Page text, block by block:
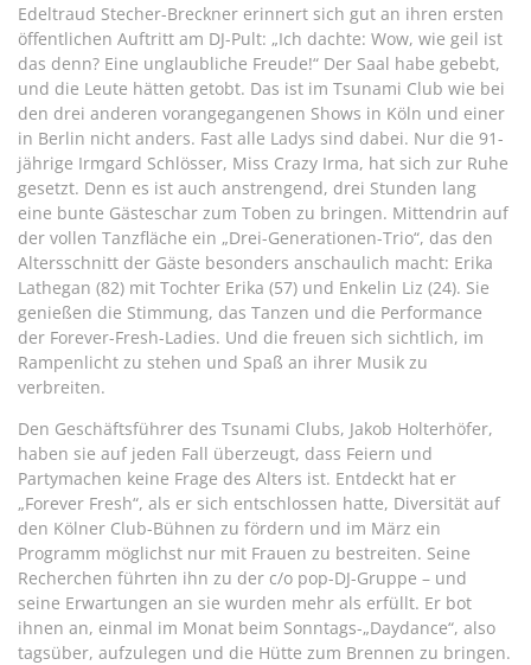
Edeltraud Stecher-Breckner erinnert sich gut an ihren ersten
öffentlichen Auftritt am DJ-Pult: „Ich dachte: Wow, wie geil ist
das denn? Eine unglaubliche Freude!“ Der Saal habe gebebt,
und die Leute hätten getobt. Das ist im Tsunami Club wie bei
den drei anderen vorangegangenen Shows in Köln und einer
in Berlin nicht anders. Fast alle Ladys sind dabei. Nur die 91-
jährige Irmgard Schlösser, Miss Crazy Irma, hat sich zur Ruhe
gesetzt. Denn es ist auch anstrengend, drei Stunden lang
eine bunte Gästeschar zum Toben zu bringen. Mittendrin auf
der vollen Tanzfläche ein „Drei-Generationen-Trio“, das den
Altersschnitt der Gäste besonders anschaulich macht: Erika
Lathegan (82) mit Tochter Erika (57) und Enkelin Liz (24). Sie
genießen die Stimmung, das Tanzen und die Performance
der Forever-Fresh-Ladies. Und die freuen sich sichtlich, im
Rampenlicht zu stehen und Spaß an ihrer Musik zu
verbreiten.
Den Geschäftsführer des Tsunami Clubs, Jakob Holterhöfer,
haben sie auf jeden Fall überzeugt, dass Feiern und
Partymachen keine Frage des Alters ist. Entdeckt hat er
„Forever Fresh“, als er sich entschlossen hatte, Diversität auf
den Kölner Club-Bühnen zu fördern und im März ein
Programm möglichst nur mit Frauen zu bestreiten. Seine
Recherchen führten ihn zu der c/o pop-DJ-Gruppe – und
seine Erwartungen an sie wurden mehr als erfüllt. Er bot
ihnen an, einmal im Monat beim Sonntags-„Daydance“, also
tagsüber, aufzulegen und die Hütte zum Brennen zu bringen.